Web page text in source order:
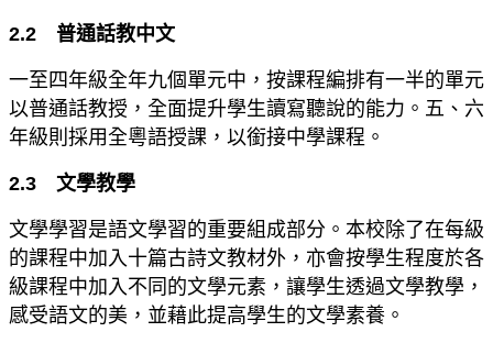
2.2 普通話教中文
一至四年級全年九個單元中，按課程編排有一半的單元
以普通話教授，全面提升學生讀寫聽說的能力。五、六
年級則採用全粵語授課，以銜接中學課程。
2.3 文學教學
文學學習是語文學習的重要組成部分。本校除了在每級
的課程中加入十篇古詩文教材外，亦會按學生程度於各
級課程中加入不同的文學元素，讓學生透過文學教學，
感受語文的美，並藉此提高學生的文學素養。